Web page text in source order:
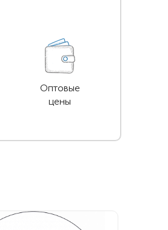
Оптовые
цены